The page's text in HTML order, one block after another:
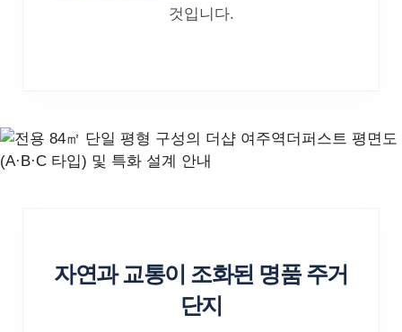
것입니다.
자연과 교통이 조화된 명품 주거
단지